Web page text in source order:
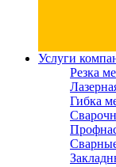
Услуги
Резка
Гибка